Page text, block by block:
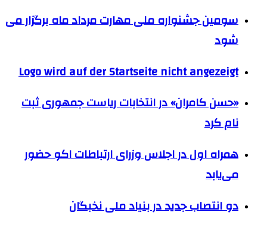
سومین جشنواره ملی مهارت مرداد ماه برگزار می
شود
Logo wird auf der Startseite nicht angezeigt
«حسن کامران» در انتخابات ریاست جمهوری ثبت
نام کرد
همراه اول در اجلاس وزرای ارتباطات اکو حضور
می‌یابد
دو انتصاب جدید در بنیاد ملی نخبگان